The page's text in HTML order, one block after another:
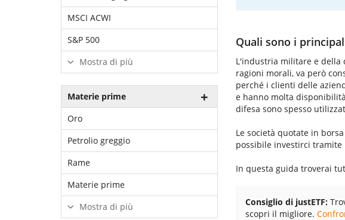
Quali sono i
L'industria militare e della
ragioni morali, va però
perché i clienti delle
e hanno molta
difesa sono spesso
Le società quotate in
possibile investirci tramite
In questa guida troverai
Consiglio di justETF:
scopri il migliore.
MSCI ACWI
S&P 500
Mostra di più
Materie prime
Oro
Petrolio greggio
Rame
Materie prime
Mostra di più